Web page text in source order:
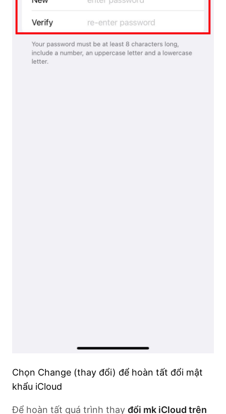
Chọn Change (thay đổi) để hoàn tất đổi mật
khẩu iCloud
Để hoàn tất quá trình thay đổi mk iCloud trên